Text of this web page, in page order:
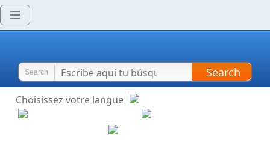
Search Search
Choisissez votre langue